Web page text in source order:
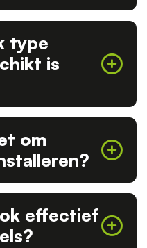
type
is
om
effectief